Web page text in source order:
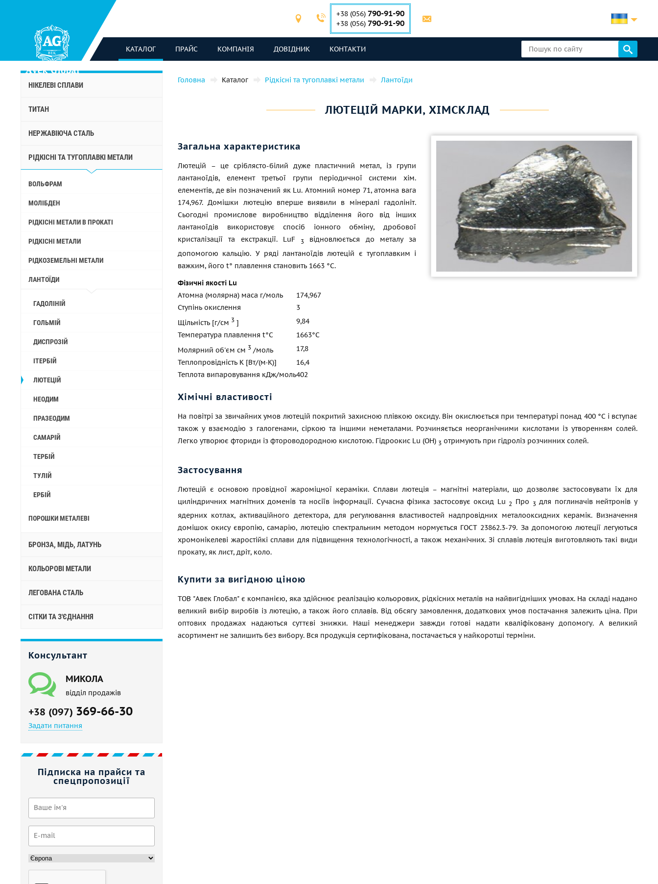
+38 (056) 790-91-90
+38 (056) 790-91-90
КАТАЛОГ ПРАЙС КОМПАНІЯ ДОВІДНИК КОНТАКТИ
НІКЕЛЕВІ СПЛАВИ
ТИТАН
НЕРЖАВІЮЧА СТАЛЬ
РІДКІСНІ ТА ТУГОПЛАВКІ МЕТАЛИ
ВОЛЬФРАМ
МОЛІБДЕН
РІДКІСНІ МЕТАЛИ В ПРОКАТІ
РІДКІСНІ МЕТАЛИ
РІДКОЗЕМЕЛЬНІ МЕТАЛИ
ЛАНТОЇДИ
ГАДОЛІНІЙ
ГОЛЬМІЙ
ДИСПРОЗІЙ
ІТЕРБІЙ
ЛЮТЕЦІЙ
НЕОДИМ
ПРАЗЕОДИМ
САМАРІЙ
ТЕРБІЙ
ТУЛІЙ
ЕРБІЙ
ПОРОШКИ МЕТАЛЕВІ
БРОНЗА, МІДЬ, ЛАТУНЬ
КОЛЬОРОВІ МЕТАЛИ
ЛЕГОВАНА СТАЛЬ
СІТКИ ТА З'ЄДНАННЯ
Консультант
МИКОЛА
відділ продажів
+38 (097) 369-66-30
Задати питання
Підписка на прайси та
спецпропозиції
Головна Каталог Рідкісні та тугоплавкі метали Лантоїди
ЛЮТЕЦІЙ МАРКИ, ХІМСКЛАД
Загальна характеристика
Лютецій – це сріблясто-білий дуже пластичний метал, із групи
лантаноїдів, елемент третьої групи періодичної системи хім.
елементів, де він позначений як Lu. Атомний номер 71, атомна вага
174,967. Домішки лютецію вперше виявили в мінералі гадолініт.
Сьогодні промислове виробництво відділення його від інших
лантаноїдів використовує спосіб іонного обміну, дробової
кристалізації та екстракції. LuF
3 відновлюється до металу за
допомогою кальцію. У ряді лантаноїдів лютецій є тугоплавким і
важким, його t° плавлення становить 1663 °C.
Фізичні якості Lu
Атомна (молярна) маса г/моль
174,967
Ступінь окислення
3
Щільність [г/см 3 ]
9,84
Температура плавлення t°С
1663°С
Молярний об'єм см 3 /моль
17,8
Теплопровідність К [Вт/(м·К)]
16,4
Теплота випаровування кДж/моль402
Хімічні властивості
На повітрі за звичайних умов лютецій покритий захисною плівкою оксиду. Він окислюється при температурі понад 400 °C і вступає
також у взаємодію з галогенами, сіркою та іншими неметалами. Розчиняється неорганічними кислотами із утворенням солей.
Легко утворює фториди із фтороводородною кислотою. Гідроокис Lu (ОН) 3 отримують при гідроліз розчинних солей.
Застосування
Лютецій є основою провідної жароміцної кераміки. Сплави лютеція – магнітні матеріали, що дозволяє застосовувати їх для
циліндричних магнітних доменів та носіїв інформації. Сучасна фізика застосовує оксид Lu 2 Про 3 для поглиначів нейтронів у
ядерних котлах, активаційного детектора, для регулювання властивостей надпровідних металооксидних керамік. Визначення
домішок окису європію, самарію, лютецію спектральним методом нормується ГОСТ 23862.3-79. За допомогою лютеції легуються
хромонікелеві жаростійкі сплави для підвищення технологічності, а також механічних. Зі сплавів лютеція виготовляють такі види
прокату, як лист, дріт, коло.
Купити за вигідною ціною
ТОВ "Авек Глобал" є компанією, яка здійснює реалізацію кольорових, рідкісних металів на найвигідніших умовах. На складі надано
великий вибір виробів із лютецію, а також його сплавів. Від обсягу замовлення, додаткових умов постачання залежить ціна. При
оптових продажах надаються суттєві знижки. Наші менеджери завжди готові надати кваліфіковану допомогу. А великий
асортимент не залишить без вибору. Вся продукція сертифікована, постачається у найкоротші терміни.